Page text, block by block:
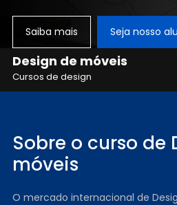
Saiba mais Seja nosso
Design de móveis
Cursos de design
Sobre o curso de
móveis
O mercado internacional de